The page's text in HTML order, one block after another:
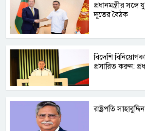
প্রধানমন্ত্রীর সঙ্গে
দূতের বৈঠক
বিদেশি
প্রসারিত করুন:
রাষ্ট্রপতি